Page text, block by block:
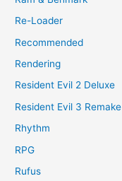
Re-Loader
Recommended
Rendering
Resident Evil 2 Deluxe
Resident Evil 3 Remake
Rhythm
RPG
Rufus